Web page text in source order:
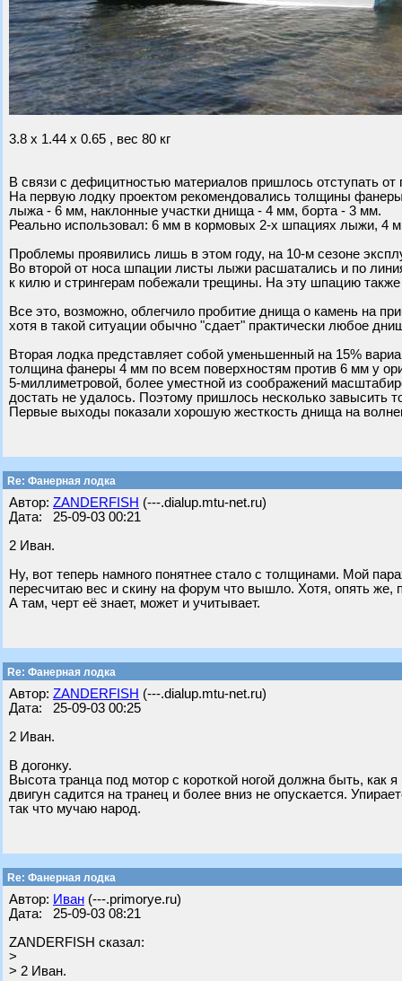
3.8 х 1.44 х 0.65 , вес 80 кг
В связи с дефицитностью материалов пришлось отступать
На первую лодку проектом рекомендовались толщины
лыжа - 6 мм, наклонные участки днища - 4 мм, борта - 3 мм.
Реально использовал: 6 мм в кормовых 2-х шпациях лыжи, 4
Проблемы проявились лишь в этом году, на 10-м сезоне
Во второй от носа шпации листы лыжи расшатались и по
к килю и стрингерам побежали трещины. На эту шпацию также
Все это, возможно, облегчило пробитие днища о камень на
хотя в такой ситуации обычно "сдает" практически любое
Вторая лодка представляет собой уменьшенный на 15%
толщина фанеры 4 мм по всем поверхностям против 6 мм у
5-миллиметровой, более уместной из соображений
достать не удалось. Поэтому пришлось несколько завысить
Первые выходы показали хорошую жесткость днища на
Re: Фанерная лодка
Автор: ZANDERFISH (---.dialup.mtu-net.ru)
Дата: 25-09-03 00:21
2 Иван.
Ну, вот теперь намного понятнее стало с толщинами. Мой
пересчитаю вес и скину на форум что вышло. Хотя, опять
А там, черт её знает, может и учитывает.
Re: Фанерная лодка
Автор: ZANDERFISH (---.dialup.mtu-net.ru)
Дата: 25-09-03 00:25
2 Иван.
В догонку.
Высота транца под мотор с короткой ногой должна быть, как
двигун садится на транец и более вниз не опускается.
так что мучаю народ.
Re: Фанерная лодка
Автор: Иван (---.primorye.ru)
Дата: 25-09-03 08:21
ZANDERFISH сказал:
>
> 2 Иван.